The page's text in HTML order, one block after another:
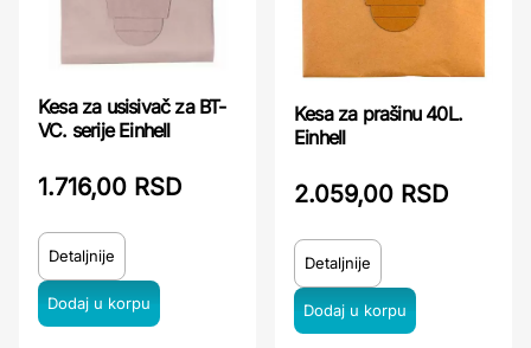
Kesa za usisivač za BT-
VC. serije Einhell
1.716,00 RSD
Detaljnije
Kesa za prašinu 40L.
Einhell
2.059,00 RSD
Detaljnije